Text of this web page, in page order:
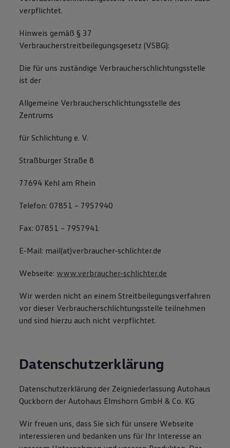
verpflichtet.
Hinweis gemäß § 37
Verbraucherstreitbeilegungsgesetz (VSBG):
Die für uns zuständige Verbraucherschlichtungsstelle
ist der
Allgemeine Verbraucherschlichtungsstelle des
Zentrums
für Schlichtung e. V.
Straßburger Straße 8
77694 Kehl am Rhein
Telefon: 07851 – 7957940
Fax: 07851 – 7957941
E-Mail: mail(at)verbraucher-schlichter.de
Webseite: www.verbraucher-schlichter.de
Wir werden nicht an einem Streitbeilegungsverfahren
vor dieser Verbraucherschlichtungsstelle teilnehmen
und sind hierzu auch nicht verpflichtet.
Datenschutzerklärung
Datenschutzerklärung der Zeigniederlassung Autohaus
Quckborn der Autohaus Elmshorn GmbH & Co. KG
Wir freuen uns, dass Sie sich für unsere Webseite
interessieren und bedanken uns für Ihr Interesse an